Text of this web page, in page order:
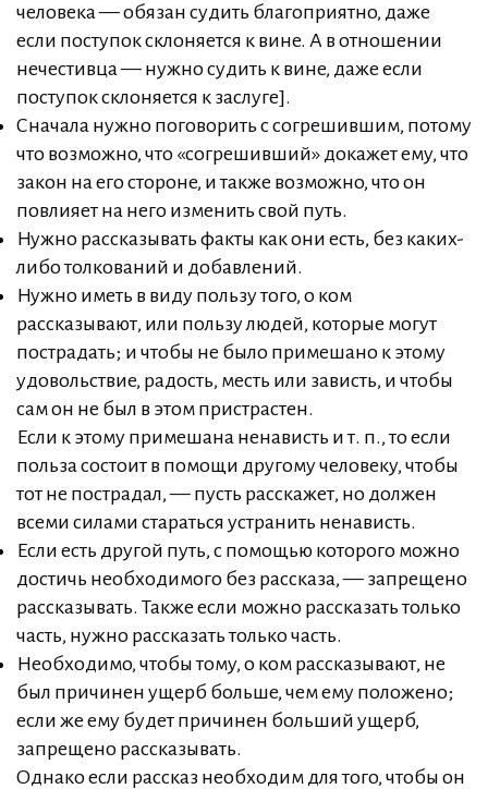
человека — обязан судить благоприятно, даже
если поступок склоняется к вине. А в отношении
нечестивца — нужно судить к вине, даже если
поступок склоняется к заслуге].
Сначала нужно поговорить с согрешившим, потому
что возможно, что «согрешивший» докажет ему, что
закон на его стороне, и также возможно, что он
повлияет на него изменить свой путь.
Нужно рассказывать факты как они есть, без каких-
либо толкований и добавлений.
Нужно иметь в виду пользу того, о ком
рассказывают, или пользу людей, которые могут
пострадать; и чтобы не было примешано к этому
удовольствие, радость, месть или зависть, и чтобы
сам он не был в этом пристрастен.
Если к этому примешана ненависть и т. п., то если
польза состоит в помощи другому человеку, чтобы
тот не пострадал, — пусть расскажет, но должен
всеми силами стараться устранить ненависть.
Если есть другой путь, с помощью которого можно
достичь необходимого без рассказа, — запрещено
рассказывать. Также если можно рассказать только
часть, нужно рассказать только часть.
Необходимо, чтобы тому, о ком рассказывают, не
был причинен ущерб больше, чем ему положено;
если же ему будет причинен больший ущерб,
запрещено рассказывать.
Однако если рассказ необходим для того, чтобы он